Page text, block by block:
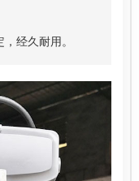
经久耐用。